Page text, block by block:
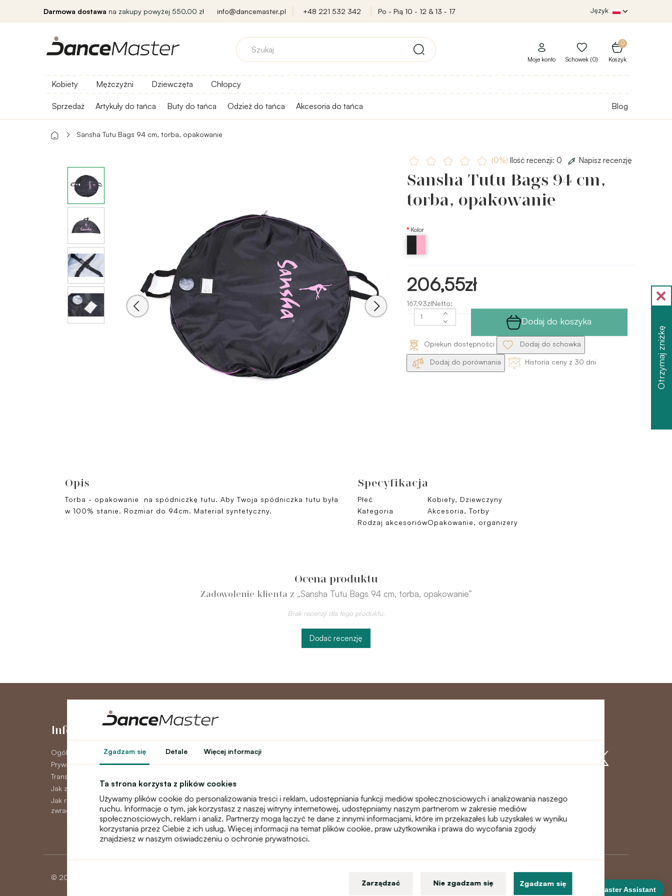
Zgadzam się Detale Więcej informacji
Ta strona korzysta z plików cookies
Używamy plików cookie do personalizowania treści i reklam, udostępniania funkcji mediów społecznościowych i analizowania naszego
ruchu. Informacje o tym, jak korzystasz z naszej witryny internetowej, udostępniamy naszym partnerom w zakresie mediów
społecznościowych, reklam i analiz. Partnerzy mogą łączyć te dane z innymi informacjami, które im przekazałeś lub uzyskałeś w wyniku
korzystania przez Ciebie z ich usług. Więcej informacji na temat plików cookie, praw użytkownika i prawa do wycofania zgody
znajdziesz w naszym oświadczeniu o ochronie prywatności.
Zarządzać Nie zgadzam się Zgadzam się
Darmowa dostawa na zakupy powyżej 550.00 zł info@dancemaster.pl +48 221 532 342 Po - Pią 10 - 12 & 13 - 17 Język
0
Koszyk
Moje konto Schowek (0)
Kobiety Mężczyźni Dziewczęta Chłopcy
Sprzedaż Artykuły do ​​tańca Buty do tańca Odzież do tańca Akcesoria do tańca Blog
Sansha Tutu Bags 94 cm, torba, opakowanie
(0%) Ilość recenzji: 0 Napisz recenzję
Sansha Tutu Bags 94 cm,
torba, opakowanie
Kolor
206,55zł
167,93złNetto:
Dodaj do koszyka
Opiekun dostępności Dodaj do schowka
Dodaj do porównania Historia ceny z 30 dni
Opis
Torba - opakowanie na spódniczkę tutu. Aby Twoja spódniczka tutu była
w 100% stanie. Rozmiar do 94cm. Materiał syntetyczny.
Specyfikacja
Płeć
Kobiety, Dziewczyny
Kategoria
Akcesoria, Torby
Rodzaj akcesoriówOpakowanie, organizery
Ocena produktu
Zadowolenie klienta z „Sansha Tutu Bags 94 cm, torba, opakowanie”
Brak recenzji dla tego produktu.
Dodać recenzję
Informacje
Ogólne warunki
Prywatność GDPR
Transport
Jak zapłacić
Jak reklamować, wymieniać lub
zwracać towar
Moje konto
Historia zamówień
partnerski
Program lojalnościowy
Teatr
text_faq
© 2026 Dancemaster
Otrzymaj zniżkę
DanceMaster Assistant